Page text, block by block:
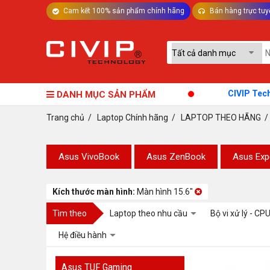
Cam kết 100% sản phẩm chính hãng Bán hàng trực
DANH MỤC SẢN PHẨM CIVIP
Trang chủ / Laptop Chính hãng / LAPTOP THEO HÃNG /
Asus VivoBook Asus ZenBook Asus
Kích thước màn hình: Màn hình 15.6"
Tìm theo Laptop theo nhu cầu Bộ vi xử lý - CPU
Hệ điều hành
Asus TUF Gaming